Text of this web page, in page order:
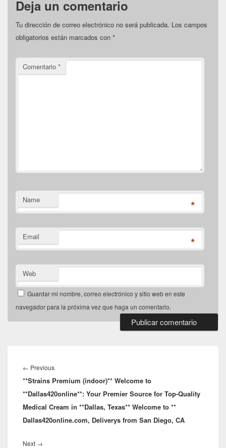
Deja un comentario
Tu dirección de correo electrónico no será publicada. Los campos
obligatorios están marcados con *
Comentario *
Name *
Email *
Web
Guardar mi nombre, correo electrónico y sitio web en este
navegador para la próxima vez que haga un comentario.
de
entradas
← PreviousPrevious
post:
**Strains Premium (indoor)** Welcome to
**Dallas420online**: Your Premier Source for Top-Quality
Medical Cream in **Dallas, Texas** Welcome to **
Dallas420online.com, Deliverys from San Diego, CA
Next →